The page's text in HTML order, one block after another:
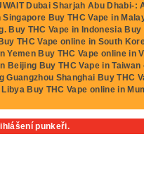
Dubai Sharjah Abu Dhabi-
Buy THC Vape in
Buy THC Vape in Indonesia
THC Vape online in South
Yemen Buy THC Vape online in
Beijing Buy THC Vape in
Guangzhou Shanghai Buy THC
Buy THC Vape online in
punkeři.